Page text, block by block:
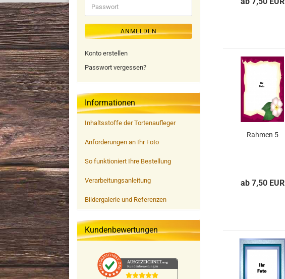
Rahmen 5
ab 7,50 EUR
Passwort
ANMELDEN
Konto erstellen
Passwort vergessen?
Informationen
Inhaltsstoffe der Tortenaufleger
Anforderungen an Ihr Foto
So funktioniert Ihre Bestellung
Verarbeitungsanleitung
Bildergalerie und Referenzen
Kundenbewertungen
AUSGEZEICHNET.org
Kundenbewertungen